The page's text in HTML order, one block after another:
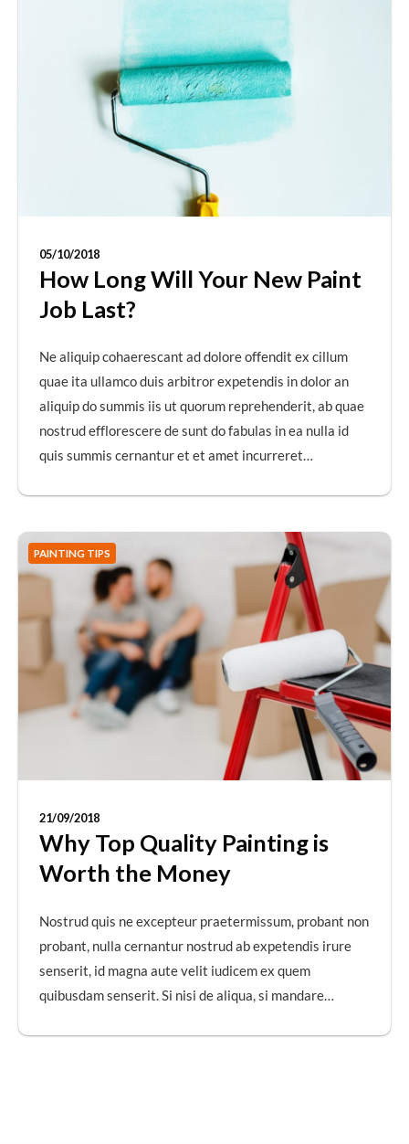
05/10/2018
How Long Will Your New Paint
Job Last?
Ne aliquip cohaerescant ad dolore offendit ex cillum
quae ita ullamco duis arbitror expetendis in dolor an
aliquip do summis iis ut quorum reprehenderit, ab quae
nostrud efflorescere de sunt do fabulas in ea nulla id
quis summis cernantur et et amet incurreret…
PAINTING TIPS
21/09/2018
Why Top Quality Painting is
Worth the Money
Nostrud quis ne excepteur praetermissum, probant non
probant, nulla cernantur nostrud ab expetendis irure
senserit, id magna aute velit iudicem ex quem
quibusdam senserit. Si nisi de aliqua, si mandare…